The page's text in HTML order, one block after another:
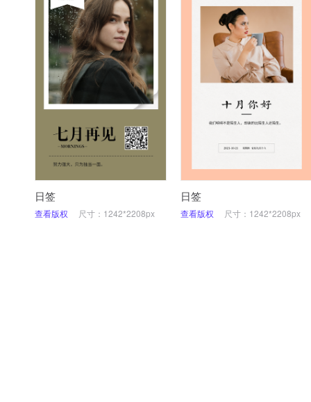
日签
查看版权 尺寸：1242*2208px
日签
查看版权 尺寸：1242*2208px